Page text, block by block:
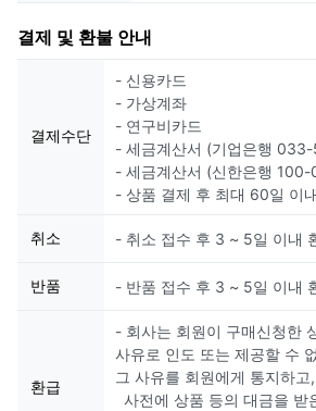
결제 및 환불 안내
결제수단
- 신용카드
- 가상계좌
- 연구비카드
- 세금계산서 (기업은행
- 세금계산서 (신한은행
- 상품 결제 후 최대 60일 이
취소 - 취소 접수 후 3 ~ 5일 이내
반품 - 반품 접수 후 3 ~ 5일 이내
환급
- 회사는 회원이 구매신청한
사유로 인도 또는 제공할 수
그 사유를 회원에게 통지하고,
사전에 상품 등의 대금을 받